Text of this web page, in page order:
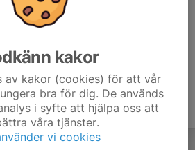
kakor
av kakor (cookies) för att vår
bra för dig. De används
i syfte att hjälpa oss att
våra tjänster.
vi cookies